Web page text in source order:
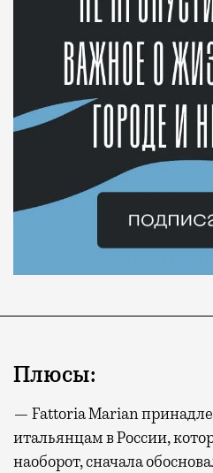
Плюсы:
— Fattoria Marian
итальянцам в России,
наоборот, сначала